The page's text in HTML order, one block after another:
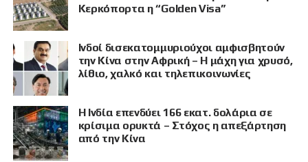
Κερκόπορτα η “Golden Visa”
Ινδοί δισεκατομμυριούχοι αμφισβητούν
την Κίνα στην Αφρική – Η μάχη για χρυσό,
λίθιο, χαλκό και τηλεπικοινωνίες
Η Ινδία επενδύει 166 εκατ. δολάρια σε
κρίσιμα ορυκτά – Στόχος η απεξάρτηση
από την Κίνα